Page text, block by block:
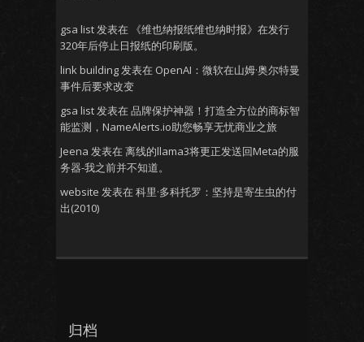
gsa list发表在
《维也纳报纸维也纳时报》在发行
320年后停止日报纸的印刷版。
link building发表在 OpenAI：微软在山姆·奥尔特曼
事件后要求改变
gsa list发表在 品牌保护神器！打造全方位的商标智
能监测，NameAlerts.io助您畅享无忧商业之旅
Jeena 发表在 离线的llama3将更正发送回Meta的服
务器-我之前并不知道。
website 发表在 科里·多科托罗：坚持是寄生虫的付
出(2010)
归档